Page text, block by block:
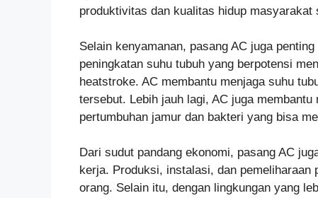
produktivitas dan kualitas hidup masyarakat
Selain kenyamanan, pasang AC juga
peningkatan suhu tubuh yang berpotensi
heatstroke. AC membantu menjaga suhu
tersebut. Lebih jauh lagi, AC juga
pertumbuhan jamur dan bakteri yang bisa
Dari sudut pandang ekonomi, pasang AC
kerja. Produksi, instalasi, dan pemeliharaan
orang. Selain itu, dengan lingkungan yang